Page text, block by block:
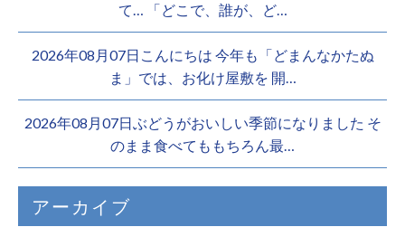
て… 「どこで、誰が、ど…
2026年08月07日こんにちは 今年も「どまんなかたぬ
ま」では、お化け屋敷を 開…
2026年08月07日ぶどうがおいしい季節になりました そ
のまま食べてももちろん最…
アーカイブ